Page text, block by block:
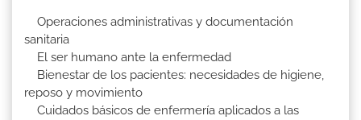
Operaciones administrativas y documentación
sanitaria
El ser humano ante la enfermedad
Bienestar de los pacientes: necesidades de higiene,
reposo y movimiento
Cuidados básicos de enfermería aplicados a las